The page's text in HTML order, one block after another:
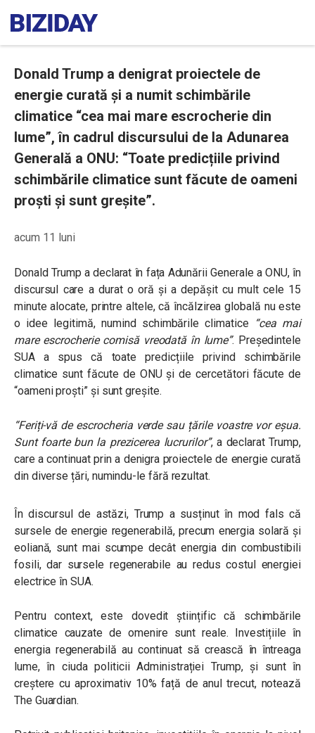
Donald Trump a denigrat proiectele de
energie curată și a numit schimbările
climatice “cea mai mare escrocherie din
lume”, în cadrul discursului de la Adunarea
Generală a ONU: “Toate predicțiile privind
schimbările climatice sunt făcute de oameni
proști și sunt greșite”.
acum 11 luni
Donald Trump a declarat în fața Adunării Generale a ONU, în
discursul care a durat o oră și a depășit cu mult cele 15
minute alocate, printre altele, că încălzirea globală nu este
o idee legitimă, numind schimbările climatice “cea mai
mare escrocherie comisă vreodată în lume”. Președintele
SUA a spus că toate predicțiile privind schimbările
climatice sunt făcute de ONU și de cercetători făcute de
“oameni proști” și sunt greșite.
“Feriți-vă de escrocheria verde sau țările voastre vor eșua.
Sunt foarte bun la prezicerea lucrurilor”, a declarat Trump,
care a continuat prin a denigra proiectele de energie curată
din diverse țări, numindu-le fără rezultat.
În discursul de astăzi, Trump a susținut în mod fals că
sursele de energie regenerabilă, precum energia solară și
eoliană, sunt mai scumpe decât energia din combustibili
fosili, dar sursele regenerabile au redus costul energiei
electrice în SUA.
Pentru context, este dovedit științific că schimbările
climatice cauzate de omenire sunt reale. Investițiile în
energia regenerabilă au continuat să crească în întreaga
lume, în ciuda politicii Administrației Trump, și sunt în
creștere cu aproximativ 10% față de anul trecut, notează
The Guardian.